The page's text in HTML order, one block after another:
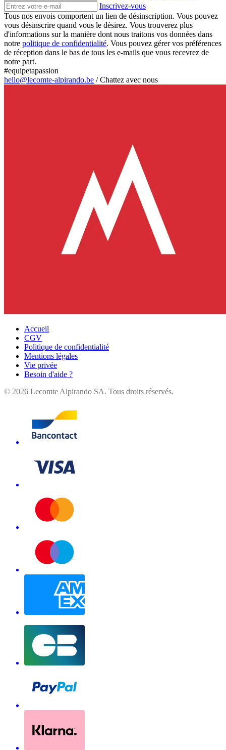
Inscrivez-vous
Tous nos envois comportent un lien de désinscription. Vous pouvez
vous désinscrire quand vous le désirez. Vous trouverez plus
d'informations sur la manière dont nous traitons vos données dans
notre politique de confidentialité. Vous pouvez gérer vos préférences
de réception dans le bas de tous les e-mails que vous recevrez de
notre part.
#equipetapassion
hello@lecomte-alpirando.be /Chattez avec nous
Accueil
CGV
Politique de confidentialité
Mentions légales
Vie privée
Besoin d'aide ?
© 2026 Lecomte Alpirando SA. Tous droits réservés.